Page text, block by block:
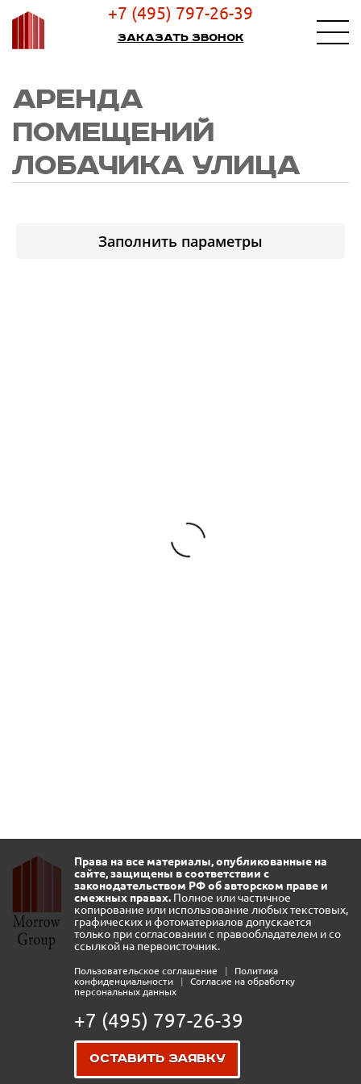
+7 (495) 797-26-39
Заказать звонок
АРЕНДА
ПОМЕЩЕНИЙ
ЛОБАЧИКА УЛИЦА
Заполнить параметры
Права на все материалы, опубликованные на
сайте, защищены в соответствии с
законодательством РФ об авторском праве и
смежных правах. Полное или частичное
копирование или использование любых текстовых,
графических и фотоматериалов допускается
только при согласовании с правообладателем и со
ссылкой на первоисточник.
Пользовательское соглашение |
Политика
конфиденциальности
|
Согласие на обработку
персональных данных
+7 (495) 797-26-39
Оставить заявку